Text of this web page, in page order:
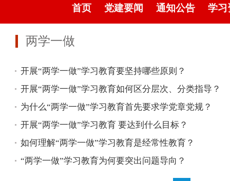
首页 党建要闻 通知公告 学习
两学一做
开展“两学一做”学习教育要坚持哪些原则？
开展“两学一做”学习教育如何区分层次、分类指导？
为什么“两学一做”学习教育首先要求学党章党规？
开展“两学一做”学习教育 要达到什么目标？
如何理解“两学一做”学习教育是经常性教育？
“两学一做”学习教育为何要突出问题导向？